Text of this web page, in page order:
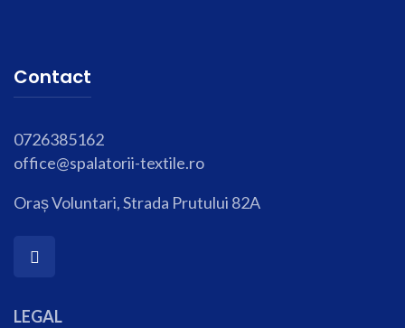
Contact
0726385162
office@spalatorii-textile.ro
Oraș Voluntari, Strada Prutului 82A
LEGAL